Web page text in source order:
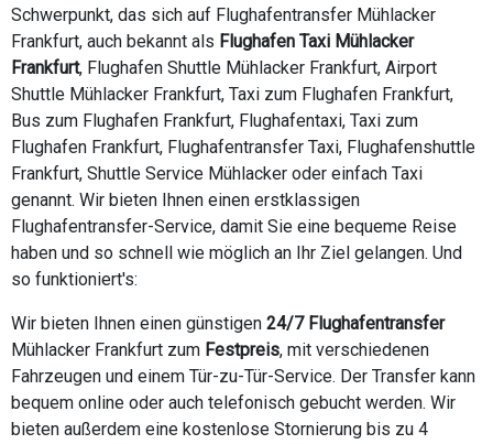
Schwerpunkt, das sich auf Flughafentransfer Mühlacker
Frankfurt, auch bekannt als Flughafen Taxi Mühlacker
Frankfurt, Flughafen Shuttle Mühlacker Frankfurt, Airport
Shuttle Mühlacker Frankfurt, Taxi zum Flughafen Frankfurt,
Bus zum Flughafen Frankfurt, Flughafentaxi, Taxi zum
Flughafen Frankfurt, Flughafentransfer Taxi, Flughafenshuttle
Frankfurt, Shuttle Service Mühlacker oder einfach Taxi
genannt. Wir bieten Ihnen einen erstklassigen
Flughafentransfer-Service, damit Sie eine bequeme Reise
haben und so schnell wie möglich an Ihr Ziel gelangen. Und
so funktioniert's:
Wir bieten Ihnen einen günstigen 24/7 Flughafentransfer
Mühlacker Frankfurt zum Festpreis, mit verschiedenen
Fahrzeugen und einem Tür-zu-Tür-Service. Der Transfer kann
bequem online oder auch telefonisch gebucht werden. Wir
bieten außerdem eine kostenlose Stornierung bis zu 4